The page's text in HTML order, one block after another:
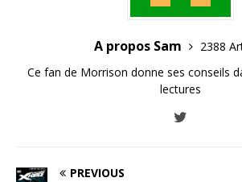
A propos Sam
2388
Ce fan de Morrison donne ses conseils
lectures
PREVIOUS